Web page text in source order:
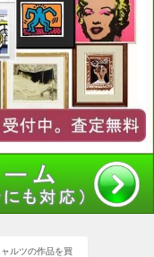
ルツの作品を買